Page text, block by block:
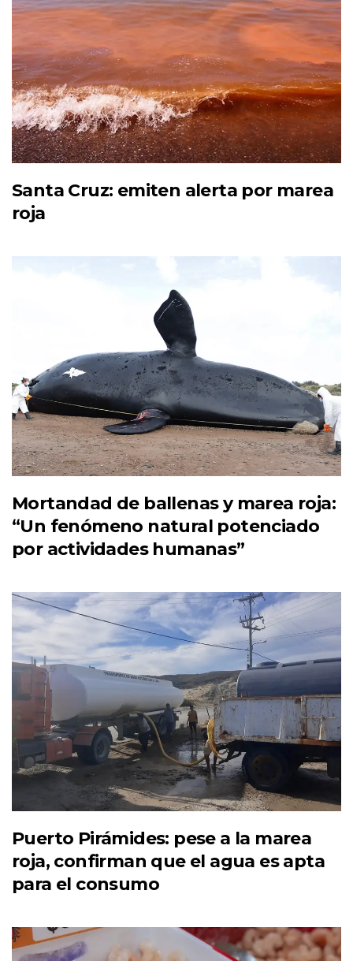
Santa Cruz: emiten alerta por marea
roja
Mortandad de ballenas y marea roja:
“Un fenómeno natural potenciado
por actividades humanas”
Puerto Pirámides: pese a la marea
roja, confirman que el agua es apta
para el consumo